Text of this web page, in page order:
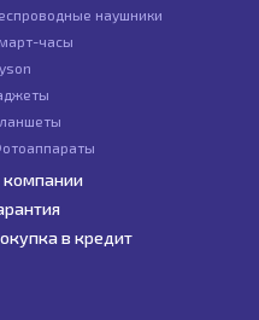
наушники
часы
компании
в кредит